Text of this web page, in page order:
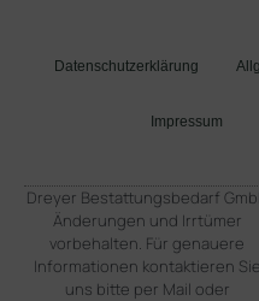
Datenschutzerklärung
Impressum
Dreyer Bestattungsbedarf
Änderungen und Irrtümer
vorbehalten. Für genauere
Informationen kontaktieren Sie
uns bitte per Mail oder